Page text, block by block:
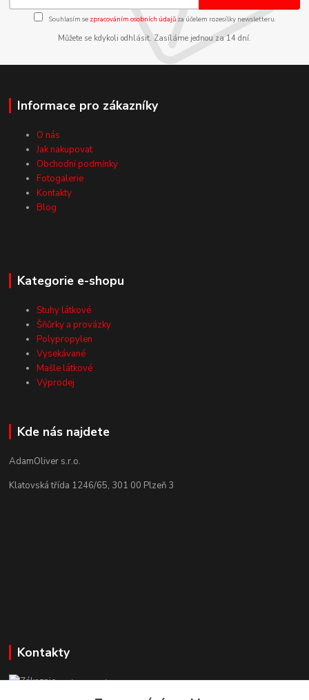
Souhlasím se zpracováním osobních údajůza účelem rozesílky newsletteru.
Můžete se kdykoli odhlásit. Zasíláme jednou za 14 dní.
Informace pro zákazníky
O nás
Jak nakupovat
Obchodní podmínky
Fotogalerie
Kontakty
Blog
Kategorie e-shopu
Stuhy látkové
Šňůrky a provázky
Polypropylen
Vysekávané
Mašle látkové
Výprodej
Kde nás najdete
AdamOliver s.r.o.
Klatovská třída 1246/65, 301 00 Plzeň 3
Kontakty
Zákaznická podpora StuhyLevně.cz